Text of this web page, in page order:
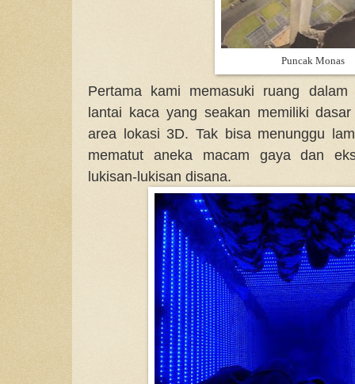
Puncak Monas
Pertama kami memasuki ruang
lantai kaca yang seakan memiliki
area lokasi 3D. Tak bisa menunggu
mematut aneka macam gaya dan
lukisan-lukisan disana.